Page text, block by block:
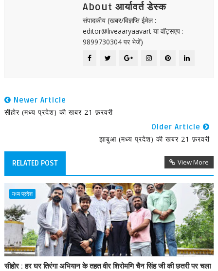
About आर्यावर्त डेस्क
संपादकीय (खबर/विज्ञप्ति ईमेल :
editor@liveaaryaavart या वॉट्सएप :
9899730304 पर भेजें)
Newer Article
सीहोर (मध्य प्रदेश) की खबर 21 फ़रवरी
Older Article
झाबुआ (मध्य प्रदेश) की खबर 21 फ़रवरी
RELATED POST View More
मध्य प्रदेश
सीहोर : हर घर तिरंगा अभियान के तहत वीर शिरोमणि चैन सिंह जी की छतरी पर चला